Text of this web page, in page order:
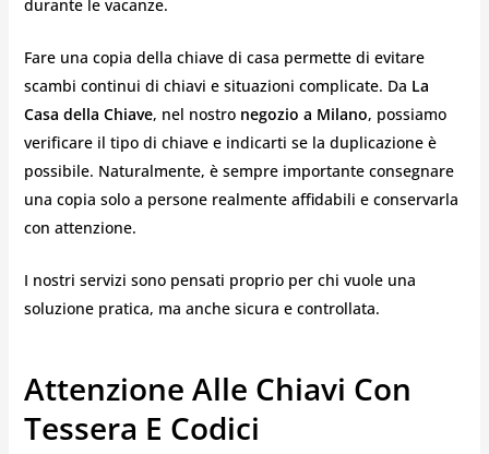
durante le vacanze.
Fare una copia della chiave di casa permette di evitare
scambi continui di chiavi e situazioni complicate. Da La
Casa della Chiave, nel nostro negozio a Milano, possiamo
verificare il tipo di chiave e indicarti se la duplicazione è
possibile. Naturalmente, è sempre importante consegnare
una copia solo a persone realmente affidabili e conservarla
con attenzione.
I nostri servizi sono pensati proprio per chi vuole una
soluzione pratica, ma anche sicura e controllata.
Attenzione Alle Chiavi Con
Tessera E Codici